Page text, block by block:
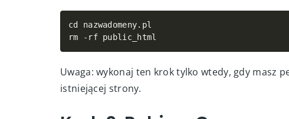
Krok 1: Połącz się przez
Zaloguj się na swoje konto przez SSH. Do
lub terminala (macOS/Linux).